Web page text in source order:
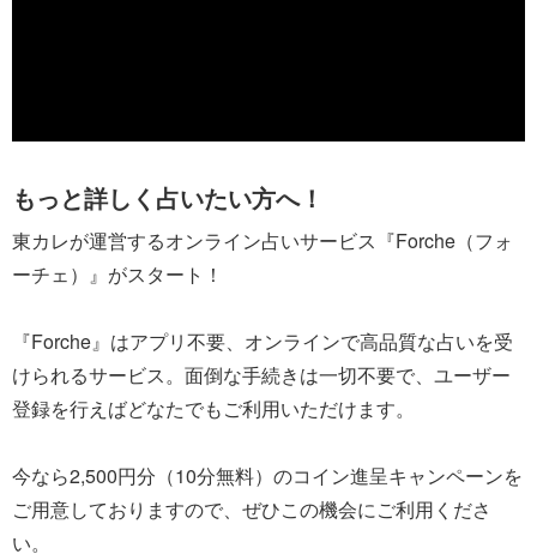
もっと詳しく占いたい方へ！
東カレが運営するオンライン占いサービス『Forche（フォ
ーチェ）』がスタート！
『Forche』はアプリ不要、オンラインで高品質な占いを受
けられるサービス。面倒な手続きは一切不要で、ユーザー
登録を行えばどなたでもご利用いただけます。
今なら2,500円分（10分無料）のコイン進呈キャンペーンを
ご用意しておりますので、ぜひこの機会にご利用くださ
い。